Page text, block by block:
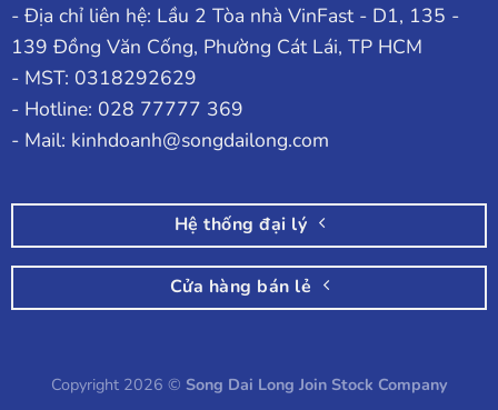
- Địa chỉ liên hệ: Lầu 2 Tòa nhà VinFast - D1, 135 -
139 Đồng Văn Cống, Phường Cát Lái, TP HCM
- MST: 0318292629
- Hotline: 028 77777 369
- Mail: kinhdoanh@songdailong.com
Hệ thống đại lý
Cửa hàng bán lẻ
Copyright 2026 © Song Dai Long Join Stock Company